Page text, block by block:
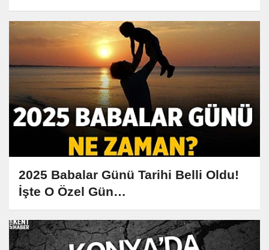
2025 Babalar Günü Tarihi Belli Oldu!
İşte O Özel Gün…